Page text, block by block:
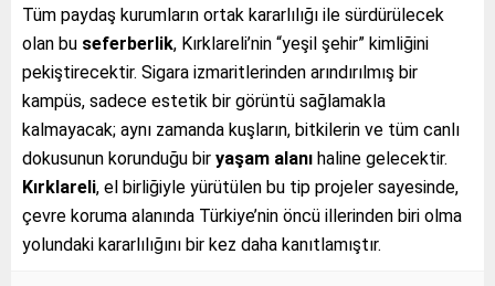
Tüm paydaş kurumların ortak kararlılığı ile sürdürülecek
olan bu seferberlik, Kırklareli’nin “yeşil şehir” kimliğini
pekiştirecektir. Sigara izmaritlerinden arındırılmış bir
kampüs, sadece estetik bir görüntü sağlamakla
kalmayacak; aynı zamanda kuşların, bitkilerin ve tüm canlı
dokusunun korunduğu bir yaşam alanı haline gelecektir.
Kırklareli, el birliğiyle yürütülen bu tip projeler sayesinde,
çevre koruma alanında Türkiye’nin öncü illerinden biri olma
yolundaki kararlılığını bir kez daha kanıtlamıştır.